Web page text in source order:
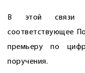
В этой связи
соответствующее
премьеру по
поручения.